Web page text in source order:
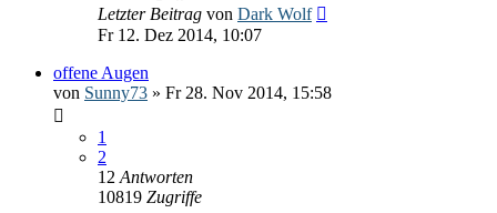
Letzter Beitrag von Dark Wolf
Fr 12. Dez 2014, 10:07
offene Augen
von Sunny73 » Fr 28. Nov 2014, 15:58
1
2
12 Antworten
10819 Zugriffe